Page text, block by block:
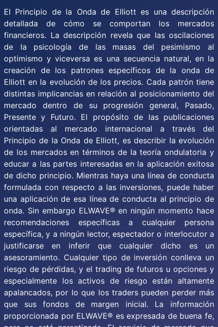
El Principio de la Onda de Elliott es una descripción
detallada de cómo se comportan los mercados
financieros. La descripción revela que las oscilaciones
de la psicología de las masas del pesimismo al
optimismo y viceversa es una secuencia natural, en la
creación de los patrones específicos de la onda de
Elliott en la evolución de los precios. Cada patrón tiene
distintas implicancias en relación al posicionamiento del
mercado dentro de su progresión general, Pasado,
Presente y Futuro. El propósito de las publicaciones
orientadas al mercado internacional a través del
Principio de la Onda de Elliott, es describir la evolución
de los mercados en términos de la teoría ondulatoria y
educar a las partes interesadas en la aplicación exitosa
de dicho principio. Mientras haya una línea de conducta
formulada con respecto a las inversiones, puede haber
una aplicación de esa línea de conducta al principio de
onda. Sin embargo ELWAVE® en ningún momento hace
recomendaciones específicas a cualquier persona
específica, y a ningún lector, espectador o interlocutor a
justificarse en inferir que cualquier dicho es un
asesoramiento. Cualquier tipo de inversión conlleva un
riesgo de pérdidas, y el trading de futuros u opciones y
especialmente los activos de riesgo están altamente
apalancados, por lo que los traders pueden perder más
que sus fondos de margen inicial. La información
proporcionada por ELWAVE® es expresada de buena fe,